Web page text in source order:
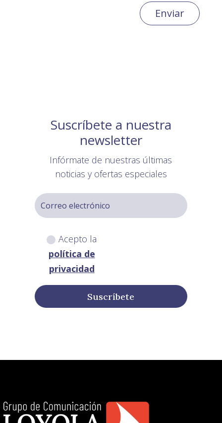
Enviar
Suscríbete a nuestra
newsletter
Infórmate de nuestras últimas
noticias y ofertas especiales
Acepto la
política de
privacidad
Suscríbete